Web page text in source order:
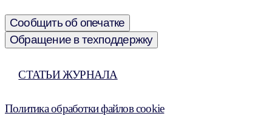
Сообщить об опечатке
Обращение в техподдержку
СТАТЬИ ЖУРНАЛА
Политика обработки файлов cookie